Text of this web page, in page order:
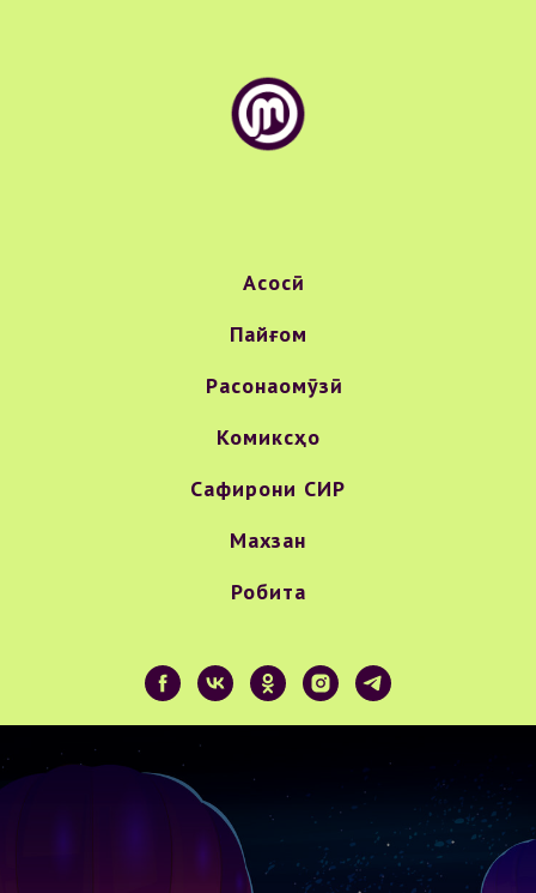
Асосӣ
Пайғом
Расонаомӯзӣ
Комиксҳо
Сафирони СИР
Махзан
Робита